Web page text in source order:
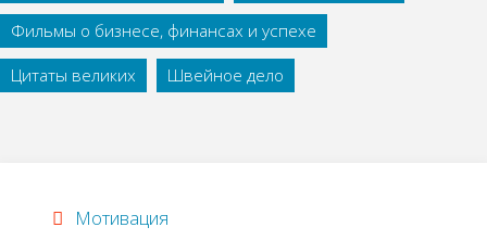
Фильмы о бизнесе, финансах и успехе
Цитаты великих
Швейное дело
Мотивация